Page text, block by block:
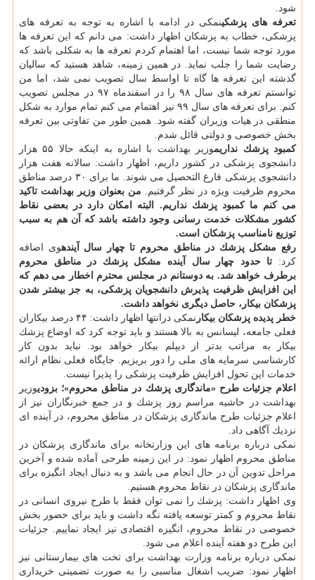
شود.
تعرفه های پزشكینمكی در ادامه با اشاره به توجه به تعرفه های
پزشكی، خطاب به پزشكان اظهار داشت: می دانم كه این تعرفه ها
مورد توجه شما نیست، اما اهتمام كردم تعرفه ها به شكلی باشد كه
رضایت شما را جلب نماید. در همین زمینه، شاهد هستید كه سالیان
گذشته این تعرفه ها گاه تا اواسط سال تصویب نمی شد، اما من
توانستم تعرفه های سال ۹۸ را در اسفندماه ۹۷ در مجلس تصویب
كنم. برای تعرفه های سال ۹۹ نیز اهتمام می كنم تمام موارد به شكل
منطقی در هیات وزیران گفته شود. همین طور من تفاوتی بین تعرفه
بخش خصوصی و دولتی قائل شدم.
كمبود پزشك نداریم
وزیر بهداشت با اشاره به اینكه حالا ۵۵ هزار
دانشجوی پزشكی در كشور داریم، اظهار داشت: سالانه هفت هزار
دانشجوی پزشكی فارغ التحصیل می شوند. ما برای ۳۰ درصد مناطق
محروم ظرفیت ویژه در نظر گرفتیم. من بعنوان وزیر بهداشت تاكید
می كنم ما كمبود پزشك نداریم. البته امكان دارد در بعضی نقاط
كشور مشكلات خدمت رسانی وجود داشته باشد كه آن هم به سبب
توزیع نامناسب پزشكان است.
رفع مشكل پزشك در مناطق محروم تا چهار سال آیندهوی اضافه
كرد: تا حدود چهار سال آینده مشكل پزشك در مناطق محروم
برطرف خواهد شد. به دوستانم در مجلس محترم اخطار می دهم كه
این افزایش ظرفیت پذیرش دانشجویان پزشكی، به جز بیشتر شدن
پزشكان بیكار، حاصل دیگری نخواهد داشت.
خطر پدیده پزشكان بیكار
نمكی درانتها اظهار داشت: ۴۴ درصد بیكاران
فعلی جامعه، لیسانس به بالا هستند و باید توجه كرد كه اوضاع پزشك
بیكار به مراتب بدتر از دیپلم بیكار خواهد بود. نباید بدون كار
كارشناسی سرمایه های ملی را دور بریزیم. جایگاه فعلی نظام ارائه
خدمات این تحول افزایش ظرفیت پزشكی را پذیرا نیست.
اعلام جزئیات طرح «ماندگاری پزشك در مناطق محروم»؛ بزودیوزیر
بهداشت در حاشیه مراسم روز پزشك و در جمع خبرنگاران نیز از
اعلام جزئیات طرح ماندگاری پزشكان در مناطق محروم، در آینده ای
نزدیك آگاهی داد.
نمكی درباره برنامه های این وزارتخانه برای ماندگاری پزشكان در
مناطق محروم اظهار نمود: در این زمینه طرحی آماده شده و آخرین
مراحل تدوین آن در حال انجام می باشد و به دنبال ایجاد انگیزه برای
ماندگاری پزشكان در نقاط محروم هستیم.
وی اظهار داشت: پزشك را نمی توان فقط با طرح نیروی انسانی در
نقاط محروم و كمتر توسعه یافته نگه داشت و باید برای حضور بخش
خصوصی در نقاط محروم، انگیزه اقتصادی نیز ایجاد نماییم. جزئیات
این طرح دو هفته آینده اعلام می شود.
نمكی درباره برنامه وزارت بهداشت برای تخت های بیمارستانی نیز
اظهار نمود: ضریب اشغال مناسبی را به صورت تضمینی خریداری